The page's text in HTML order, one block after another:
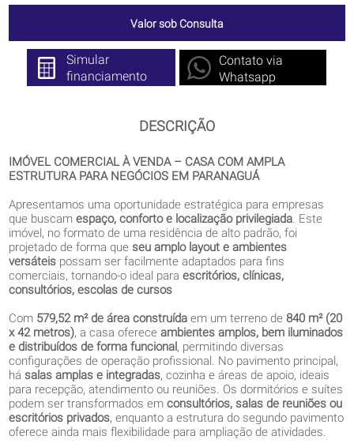
Valor sob Consulta
Simular
financiamento
Contato via
Whatsapp
DESCRIÇÃO
IMÓVEL COMERCIAL À VENDA – CASA COM AMPLA
ESTRUTURA PARA NEGÓCIOS EM PARANAGUÁ
Apresentamos uma oportunidade estratégica para empresas
que buscamespaço, conforto e localização privilegiada. Este
imóvel, no formato de uma residência de alto padrão, foi
projetado de forma queseu amplo layout e ambientes
versáteis possam ser facilmente adaptados para fins
comerciais, tornando-o ideal paraescritórios, clínicas,
consultórios, escolas de cursos
Com 579,52 m² de área construída em um terreno de840 m² (20
x 42 metros), a casa ofereceambientes amplos, bem iluminados
e distribuídos de forma funcional , permitindo diversas
configurações de operação profissional. No pavimento principal,
hásalas amplas e integradas, cozinha e áreas de apoio, ideais
para recepção, atendimento ou reuniões. Os dormitórios e suítes
podem ser transformados emconsultórios, salas de reuniões ou
escritórios privados, enquanto a estrutura do segundo pavimento
oferece ainda mais flexibilidade para ampliação de atividades.